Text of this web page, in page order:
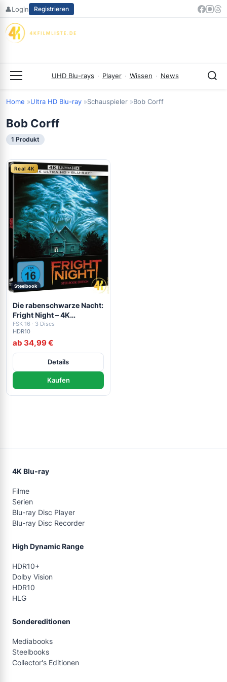
Zum
springen
👤Login Registrieren
UHD Blu-rays · Player · Wissen · News
Home Ultra HD Blu-ray Schauspieler Bob Corff
Bob Corff
1 Produkt
Real 4K
Steelbook
Die rabenschwarze Nacht:
Fright Night – 4K
Steelbook (UHD + Blu-ray
Disc + Bonus Blu-ray)
FSK 16 · 3 Discs
HDR10
ab 34,99 €
Details
Kaufen
4K Blu-ray
Filme
Serien
Blu-ray Disc Player
Blu-ray Disc Recorder
High Dynamic Range
HDR10+
Dolby Vision
HDR10
HLG
Sondereditionen
Mediabooks
Steelbooks
Collector's Editionen